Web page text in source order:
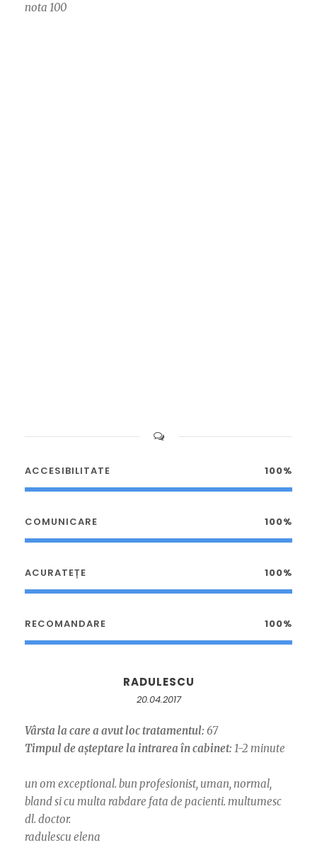
nota 100
ACCESIBILITATE 100%
COMUNICARE 100%
ACURATEȚE 100%
RECOMANDARE 100%
RADULESCU
20.04.2017
Vârsta la care a avut loc tratamentul: 67
Timpul de așteptare la intrarea în cabinet: 1-2 minute
un om exceptional. bun profesionist, uman, normal,
bland si cu multa rabdare fata de pacienti. multumesc
dl. doctor.
radulescu elena